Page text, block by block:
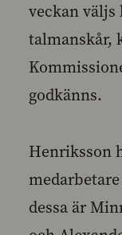
veckan
talmanskår,
godkänns.
Henriksson
dessa är